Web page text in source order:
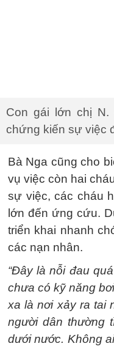
Con gái lớn chị
chứng kiến sự việc
Bà Nga cũng cho
vụ việc còn hai
sự việc, các cháu
lớn đến ứng cứu.
triển khai nhanh
các nạn nhân.
“Đây là nỗi đau
chưa có kỹ năng
xa là nơi xảy ra tai
người dân thường
dưới nước. Không